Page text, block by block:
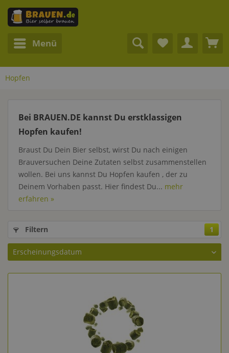
Menü
Hopfen
Bei BRAUEN.DE kannst Du erstklassigen
Hopfen kaufen!
Braust Du Dein Bier selbst, wirst Du nach einigen
Brauversuchen Deine Zutaten selbst zusammenstellen
wollen. Bei uns kannst Du Hopfen kaufen , der zu
Deinem Vorhaben passt. Hier findest Du... mehr
erfahren »
Filtern 1